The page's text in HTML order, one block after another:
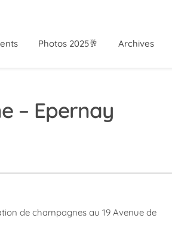
Photos 2025🥂 Archives
– Epernay
de champagnes au 19 Avenue de